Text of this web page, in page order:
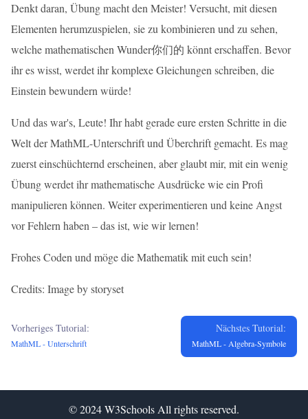
Denkt daran, Übung macht den Meister! Versucht, mit diesen
Elementen herumzuspielen, sie zu kombinieren und zu sehen,
welche mathematischen Wunder你们的 könnt erschaffen. Bevor
ihr es wisst, werdet ihr komplexe Gleichungen schreiben, die
Einstein bewundern würde!
Und das war's, Leute! Ihr habt gerade eure ersten Schritte in die
Welt der MathML-Unterschrift und Überchrift gemacht. Es mag
zuerst einschüchternd erscheinen, aber glaubt mir, mit ein wenig
Übung werdet ihr mathematische Ausdrücke wie ein Profi
manipulieren können. Weiter experimentieren und keine Angst
vor Fehlern haben – das ist, wie wir lernen!
Frohes Coden und möge die Mathematik mit euch sein!
Credits: Image by storyset
Vorheriges Tutorial:
MathML - Unterschrift
Nächstes Tutorial:
MathML - Algebra-Symbole
© 2024W3Schools All rights reserved.